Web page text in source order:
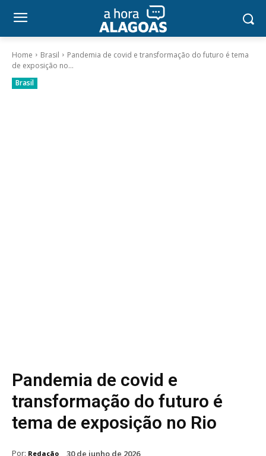
Home Brasil
Pandemia de covid e transformação do futuro é tema
de exposição no...
Brasil
Pandemia de covid e
transformação do futuro é
tema de exposição no Rio
Por: Redação 30 de junho de 2026